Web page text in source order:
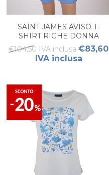
SAINT JAMES AVISO T-
SHIRT RIGHE DONNA
€104,50 IVA inclusa €83,60
IVA inclusa